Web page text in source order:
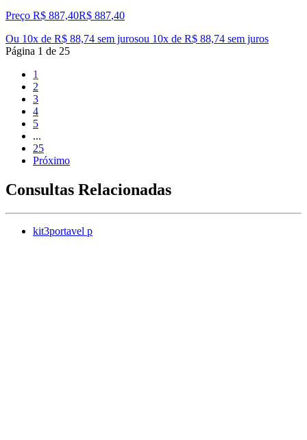
Preço R$ 887,40R$ 887,40
Ou 10x de R$ 88,74 sem jurosou 10x de R$ 88,74 sem juros
Página 1 de 25
1
2
3
4
5
...
25
Próximo
Consultas Relacionadas
kit3portavel p